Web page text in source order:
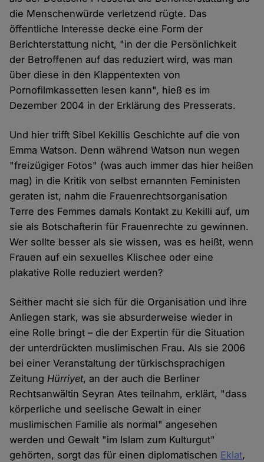
die Menschenwürde verletzend rügte. Das
öffentliche Interesse decke eine Form der
Berichterstattung nicht, "in der die Persönlichkeit
der Betroffenen auf das reduziert wird, was man
über diese in den Klappentexten von
Pornofilmkassetten lesen kann", hieß es im
Dezember 2004 in der Erklärung des Presserats.
Und hier trifft Sibel Kekillis Geschichte auf die von
Emma Watson. Denn während Watson nun wegen
"freizügiger Fotos" (was auch immer das hier heißen
mag) in die Kritik von selbst ernannten Feministen
geraten ist, nahm die Frauenrechtsorganisation
Terre des Femmes damals Kontakt zu Kekilli auf, um
sie als Botschafterin für Frauenrechte zu gewinnen.
Wer sollte besser als sie wissen, was es heißt, wenn
Frauen auf ein sexuelles Klischee oder eine
plakative Rolle reduziert werden?
Seither macht sie sich für die Organisation und ihre
Anliegen stark, was sie absurderweise wieder in
eine Rolle bringt – die der Expertin für die Situation
der unterdrückten muslimischen Frau. Als sie 2006
bei einer Veranstaltung der türkischsprachigen
ZeitungHürriyet, an der auch die Berliner
Rechtsanwältin Seyran Ates teilnahm, erklärt, "dass
körperliche und seelische Gewalt in einer
muslimischen Familie als normal" angesehen
werden und Gewalt "im Islam zum Kulturgut"
gehörten, sorgt das für einen diplomatischen Eklat,